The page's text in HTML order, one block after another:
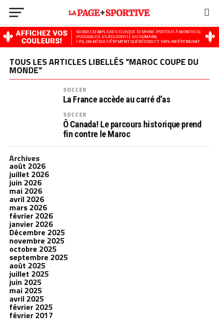
TOUS LES ARTICLES LIBELLÉS "MAROC COUPE DU
MONDE"
SOCCER
La France accède au carré d’as
SOCCER
Ô Canada! Le parcours historique prend
fin contre le Maroc
Archives
août 2026
juillet 2026
juin 2026
mai 2026
avril 2026
mars 2026
février 2026
janvier 2026
Décembre 2025
novembre 2025
octobre 2025
septembre 2025
août 2025
juillet 2025
juin 2025
mai 2025
avril 2025
février 2025
février 2017